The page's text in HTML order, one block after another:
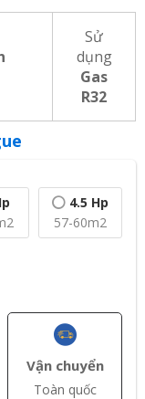
Sử
dụng
Gas
R32
4.5 Hp
57-60m2
Vận chuyển
Toàn quốc